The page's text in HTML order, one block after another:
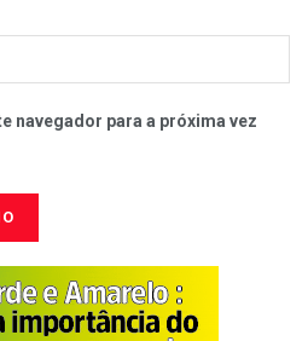
navegador para a próxima vez